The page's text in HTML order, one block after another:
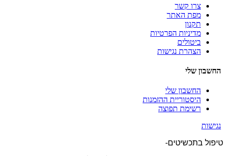
צרו קשר
מפת האתר
תקנון
מדיניות הפרטיות
ביטולים
הצהרת נגישות
החשבון שלי
החשבון שלי
היסטוריית ההזמנות
רשימת תפוצה
נגישות
טיפול בתכשיטים-